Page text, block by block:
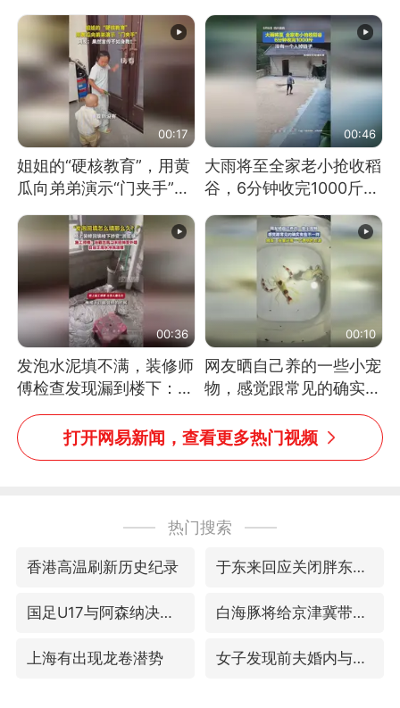
快乐长这样
00:17
姐姐的“硬核教育”，用黄
瓜向弟弟演示“门夹手”，
网友：果然言传不如身
教！
00:46
大雨将至全家老小抢收稻
谷，6分钟收完1000斤，
没有一个人掉链子
00:36
发泡水泥填不满，装修师
傅检查发现漏到楼下：出
风口未延伸到外墙
00:10
网友晒自己养的一些小宠
物，感觉跟常见的确实有
些不一样
打开网易新闻，查看更多热门视频
热门搜索
香港高温刷新历史纪录 于东来回应关闭胖东来生活广场店
国足U17与阿森纳决赛取消 并列冠军 白海豚将给京津冀带来大暴雨
上海有出现龙卷潜势 女子发现前夫婚内与第三者育子